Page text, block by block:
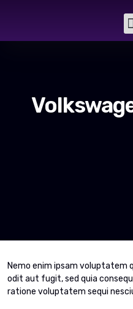
Nemo enim ipsam voluptatem
odit aut fugit, sed quia
ratione voluptatem sequi